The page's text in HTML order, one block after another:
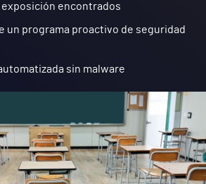
exposición encontrados
un programa proactivo de seguridad
sin malware